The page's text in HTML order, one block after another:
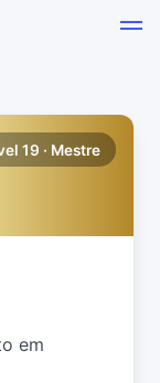
19 · Mestre
em